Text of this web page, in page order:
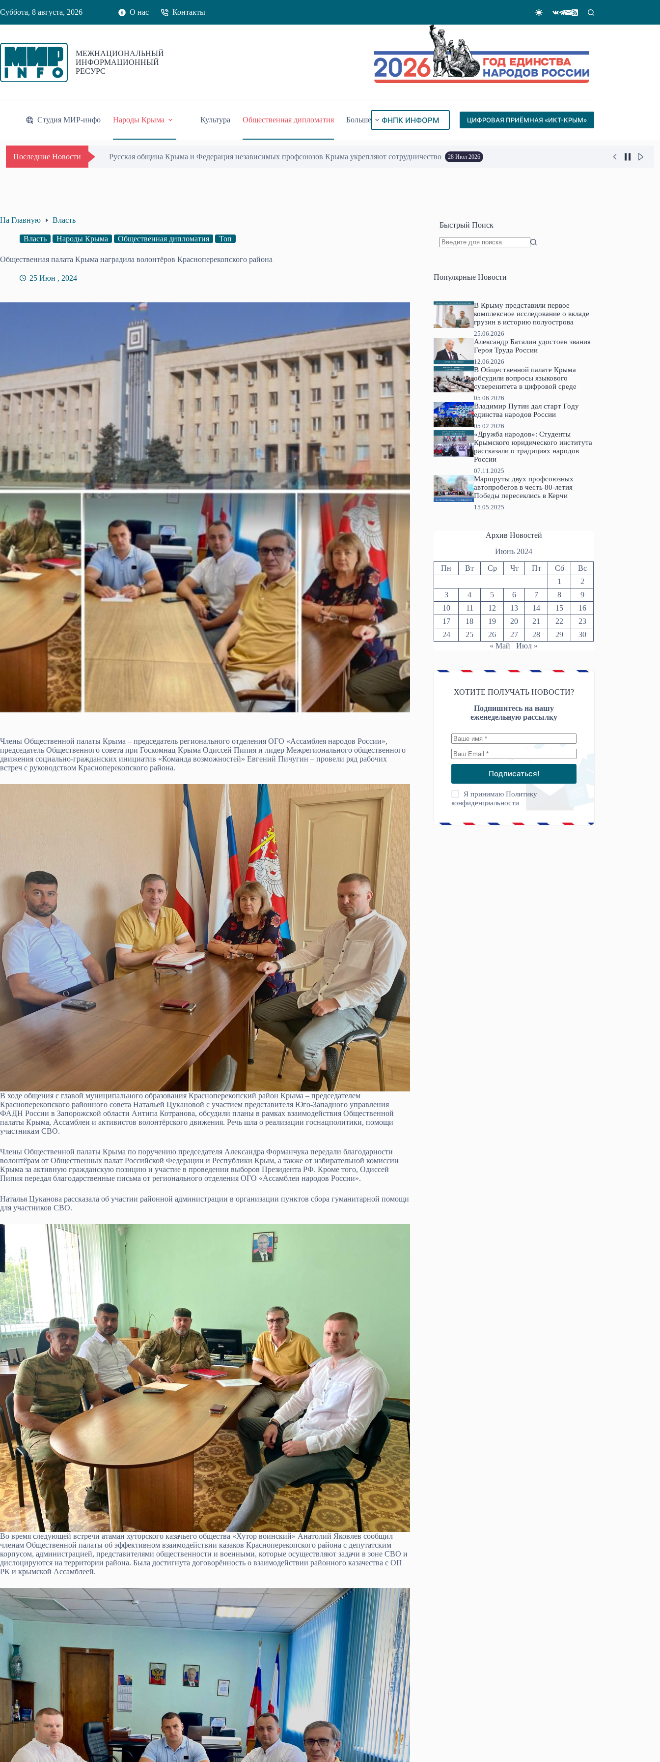
к
Суббота, 8 августа, 2026 О нас Контакты
МЕЖНАЦИОНАЛЬНЫЙ
ИНФОРМАЦИОННЫЙ
РЕСУРС
Студия МИР-инфо Народы Крыма Культура Общественная дипломатия Больше ФНПК ИНФОРМ ЦИФРОВАЯ ПРИЁМНАЯ «ИКТ-КРЫМ»
Последние Новости Русская община Крыма и Федерация независимых профсоюзов Крыма укрепляют сотрудничество 28 Июл 2026
На Главную Власть
Власть Народы Крыма Общественная дипломатия Топ
Общественная палата Крыма наградила волонтёров Красноперекопского района
25 Июн , 2024
Члены Общественной палаты Крыма – председатель регионального отделения ОГО «Ассамблея народов России»,
председатель Общественного совета при Госкомнац Крыма Одиссей Пипия и лидер Межрегионального общественного
движения социально-гражданских инициатив «Команда возможностей» Евгений Пичугин – провели ряд рабочих
встреч с руководством Красноперекопского района.
В ходе общения с главой муниципального образования Красноперекопский район Крыма – председателем
Красноперекопского районного совета Натальей Цукановой с участием представителя Юго-Западного управления
ФАДН России в Запорожской области Антипа Котранова, обсудили планы в рамках взаимодействия Общественной
палаты Крыма, Ассамблеи и активистов волонтёрского движения. Речь шла о реализации госнацполитики, помощи
участникам СВО.
Члены Общественной палаты Крыма по поручению председателя Александра Форманчука передали благодарности
волонтёрам от Общественных палат Российской Федерации и Республики Крым, а также от избирательной комиссии
Крыма за активную гражданскую позицию и участие в проведении выборов Президента РФ. Кроме того, Одиссей
Пипия передал благодарственные письма от регионального отделения ОГО «Ассамблеи народов России».
Наталья Цуканова рассказала об участии районной администрации в организации пунктов сбора гуманитарной помощи
для участников СВО.
Во время следующей встречи атаман хуторского казачьего общества «Хутор воинский» Анатолий Яковлев сообщил
членам Общественной палаты об эффективном взаимодействии казаков Красноперекопского района с депутатским
корпусом, администрацией, представителями общественности и военными, которые осуществляют задачи в зоне СВО и
дислоцируются на территории района. Была достигнута договорённость о взаимодействии районного казачества с ОП
РК и крымской Ассамблеей.
Быстрый Поиск
Популярные Новости
В Крыму представили первое
комплексное исследование о вкладе
грузин в историю полуострова
25.06.2026
Александр Баталин удостоен звания
Героя Труда России
12.06.2026
В Общественной палате Крыма
обсудили вопросы языкового
суверенитета в цифровой среде
05.06.2026
Владимир Путин дал старт Году
единства народов России
05.02.2026
«Дружба народов»: Студенты
Крымского юридического института
рассказали о традициях народов
России
07.11.2025
Маршруты двух профсоюзных
автопробегов в честь 80-летия
Победы пересеклись в Керчи
15.05.2025
Архив Новостей
Июнь 2024
Пн Вт Ср Чт Пт Сб
Вс
1
2
3
4 5 6 7 8
9
10
11 12 13 14 15
16
17
18 19 20 21 22
23
24
25 26 27 28 29
30
« Май
Июл »
ХОТИТЕ ПОЛУЧАТЬ НОВОСТИ?
Подпишитесь на нашу
еженедельную рассылку
Подписаться!
Я принимаюПолитику
конфиденциальности